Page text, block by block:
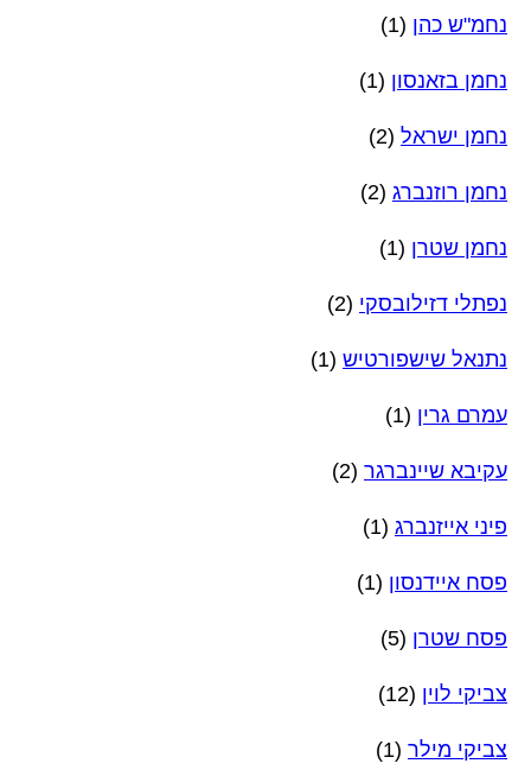
נחמ"ש כהן (1)
נחמן בזאנסון (1)
נחמן ישראל (2)
נחמן רוזנברג (2)
נחמן שטרן (1)
נפתלי דזילובסקי (2)
נתנאל שישפורטיש (1)
עמרם גרין (1)
עקיבא שיינברגר (2)
פיני אייזנברג (1)
פסח איידנסון (1)
פסח שטרן (5)
צביקי לוין (12)
צביקי מילר (1)